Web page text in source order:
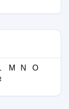
M N
O